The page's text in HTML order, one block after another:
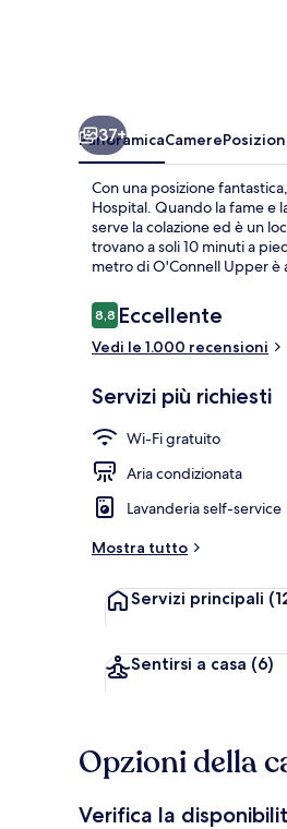
37+
PanoramicaCamere
Con una posizione
Hospital. Quando la fame e
serve la colazione ed è un
trovano a soli 10 minuti a
metro di O'Connell Upper è
Recensioni
8,88,8 su 10
Eccellente
Vedi le 1.000 recensioni
Servizi più richiesti
Wi-Fi gratuito
Aria condizionata
Lavanderia self-service
Mostra tutto
Servizi principali
Sentirsi a casa (6)
Opzioni della
Verifica la